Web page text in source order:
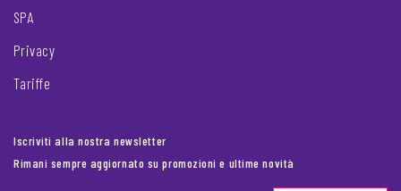
SPA
Privacy
Tariffe
Iscriviti alla nostra newsletter
Rimani sempre aggiornato su promozioni e ultime novità